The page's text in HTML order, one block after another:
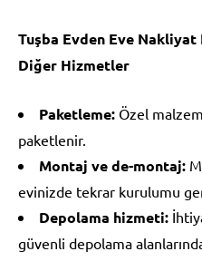
Tuşba Evden Eve Nakliyat
Diğer Hizmetler
Paketleme: Özel
paketlenir.
Montaj ve de-montaj:
evinizde tekrar kurulumu
Depolama hizmeti:
güvenli depolama